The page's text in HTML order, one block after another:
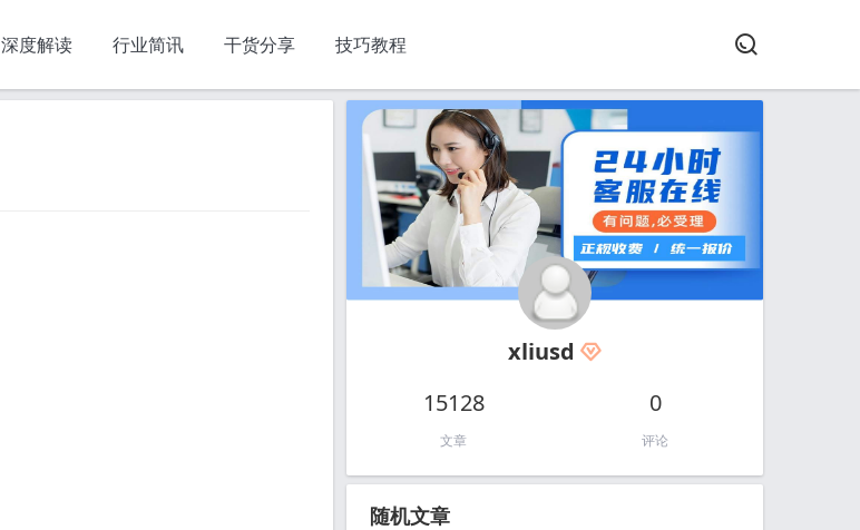
深度解读 行业简讯 干货分享 技巧教程
xliusd
15128
文章
0
评论
随机文章